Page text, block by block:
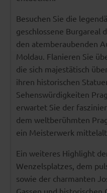
Besuchen Sie die
geschlossene Burgareal
den atemberaubenden
Moldau. Flanieren Sie
die sich majestätisch
ihren historischen
Sehenswürdigkeiten
erwartet Sie der
dem weltberühmten
ein Meisterwerk
Ein weiteres Highlight
Wenzelsplatzes, dem
sowie der charmanten